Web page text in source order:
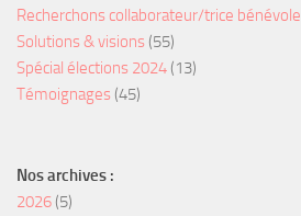
Recherchons collaborateur/trice bénévole
Solutions & visions (55)
Spécial élections 2024 (13)
Témoignages (45)
Nos archives :
2026 (5)